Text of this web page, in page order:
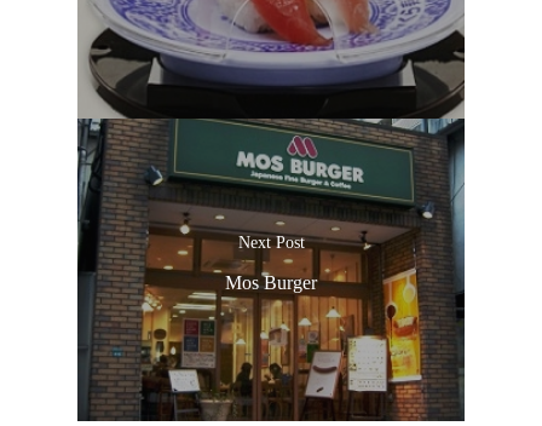
Next Post
Mos Burger